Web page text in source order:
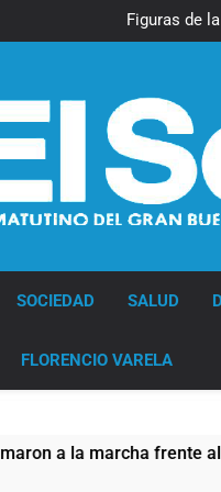
Figuras de
Nueva
Figuras de
Nueva
Jorge
SOCIEDAD SALUD
FLORENCIO VARELA
al Congreso contra